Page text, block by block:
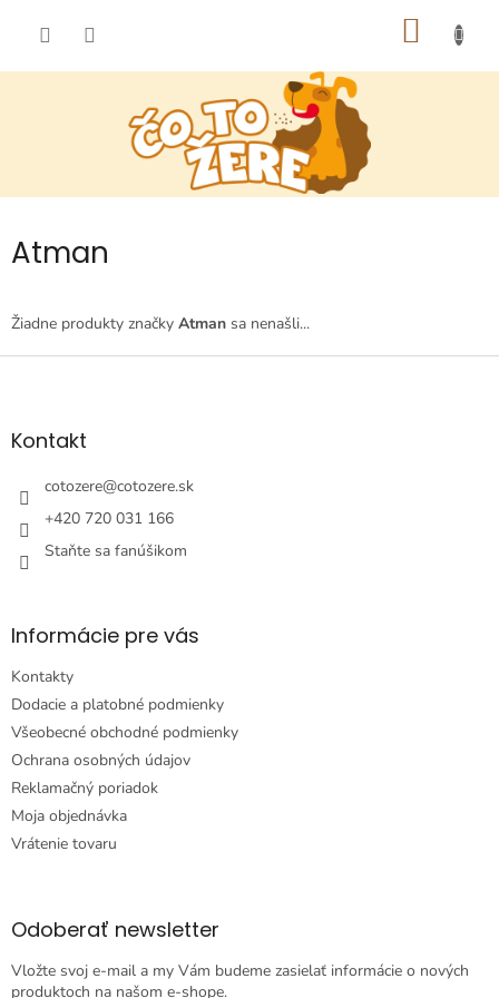
Atman
Žiadne produkty značky Atman sa nenašli...
Z
äKontakt
cotozere@cotozere.sk
+420 720 031 166
Staňte sa fanúšikom
Informácie pre vás
Kontakty
Dodacie a platobné podmienky
Všeobecné obchodné podmienky
Ochrana osobných údajov
Reklamačný poriadok
Moja objednávka
Vrátenie tovaru
Odoberať newsletter
Vložte svoj e-mail a my Vám budeme zasielať informácie o nových
produktoch na našom e-shope.